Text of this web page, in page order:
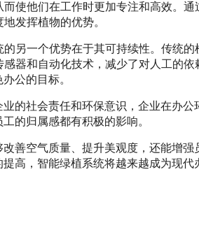
而使他们在工作时更加专注和高效。
发挥植物的优势。
的另一个优势在于其可持续性。传统
感器和自动化技术，减少了对人工的
公的目标。
的社会责任和环保意识，企业在办
的归属感都有积极的影响。
善空气质量、提升美观度，还能增
高，智能绿植系统将越来越成为现代